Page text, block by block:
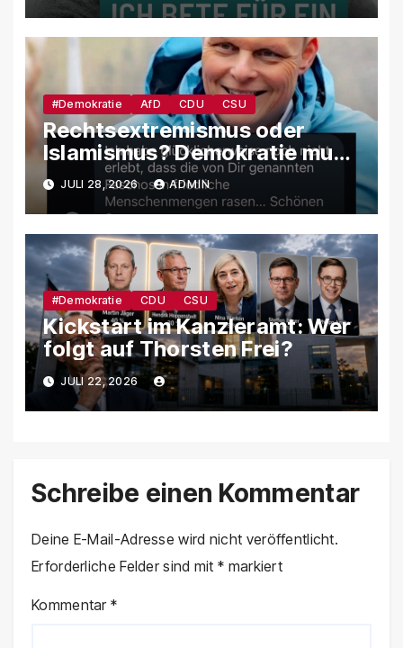
#Demokratie AfD CDU CSU
Rechtsextremismus oder
Islamismus? Demokratie muss
sich gegen beide Gefahren
gleichermaßen wehren
JULI 28, 2026 ADMIN
#Demokratie CDU CSU
Kickstart im Kanzleramt: Wer
folgt auf Thorsten Frei?
JULI 22, 2026
Schreibe einen Kommentar
Deine E-Mail-Adresse wird nicht veröffentlicht.
Erforderliche Felder sind mit* markiert
Kommentar*